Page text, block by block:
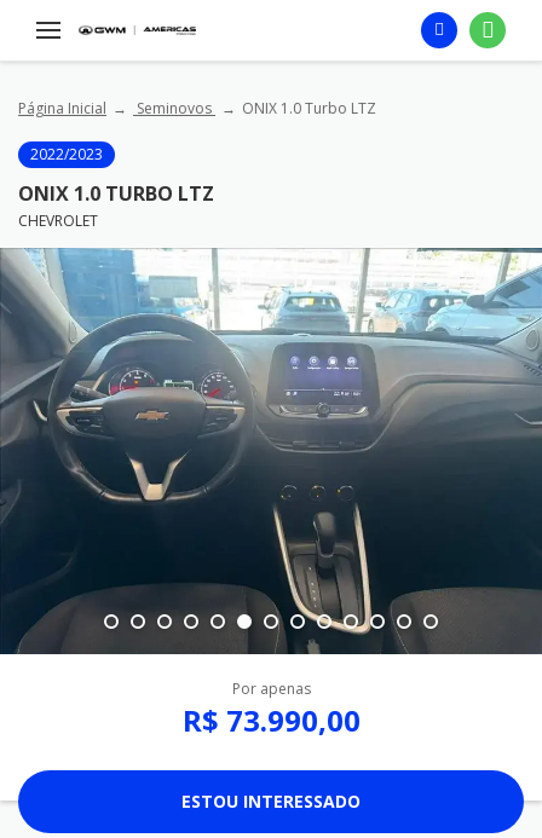
Página Inicial Seminovos ONIX 1.0 Turbo LTZ
2022/2023
ONIX 1.0 TURBO LTZ
CHEVROLET
Por apenas
R$ 73.990,00
ESTOU INTERESSADO